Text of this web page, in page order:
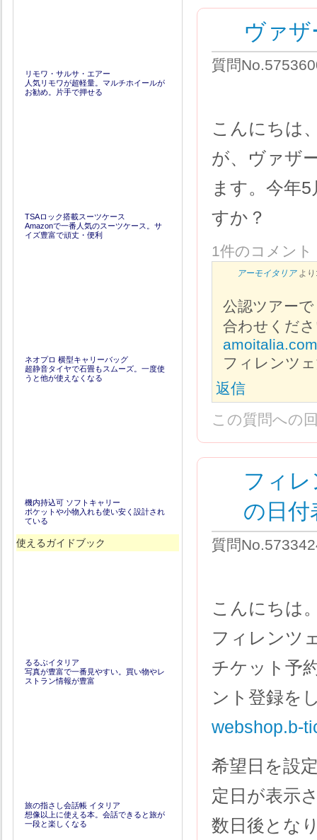
ヴァ
質問
こんにちは
が、ヴァザ
ます。今年
すか？
1件のコメント
アーモイタリア より:
公認ツアー
合わせくだ
フィレンツ
返信
この質問への
フィ
の日
質問
こんにちは
フィレンツ
チケット予
ント登録を
webshop.b-
希望日を設
定日が表示
数日後とな
リモワ・サルサ・エアー
人気リモワが超軽量。マルチホイールが
お勧め。片手で押せる
TSAロック搭載スーツケース
Amazonで一番人気のスーツケース。サ
イズ豊富で頑丈・便利
ネオプロ 横型キャリーバッグ
超静音タイヤで石畳もスムーズ。一度使
うと他が使えなくなる
機内持込可 ソフトキャリー
ポケットや小物入れも使い安く設計され
ている
使えるガイドブック
るるぶイタリア
写真が豊富で一番見やすい。買い物やレ
ストラン情報が豊富
旅の指さし会話帳 イタリア
想像以上に使える本。会話できると旅が
一段と楽しくなる